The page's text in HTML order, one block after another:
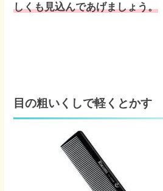
しくも見込んであげましょう。
目の粗いくしで軽くとかす